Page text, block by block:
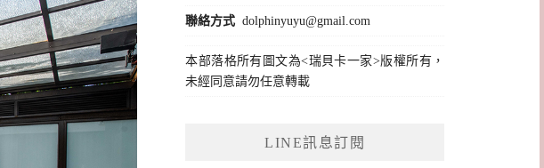
聯絡方式 dolphinyuyu@gmail.com
本部落格所有圖文為<瑞貝卡一家>版權所有，
未經同意請勿任意轉載
LINE訊息訂閱